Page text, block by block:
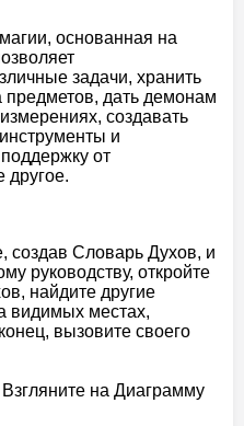
основанная на
задачи, хранить
предметов, дать демонам
создавать
и
от
другое.
создав Словарь Духов, и
руководству, откройте
найдите другие
видимых местах,
вызовите своего
на Диаграмму